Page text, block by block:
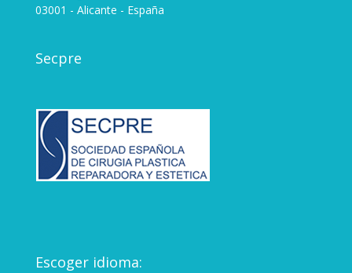
03001 - Alicante - España
Secpre
Escoger idioma: